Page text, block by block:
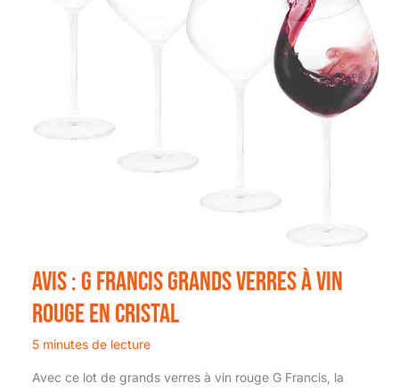
Avis : g Francis grands verres à vin
rouge en cristal
5 minutes de lecture
Avec ce lot de grands verres à vin rouge G Francis, la